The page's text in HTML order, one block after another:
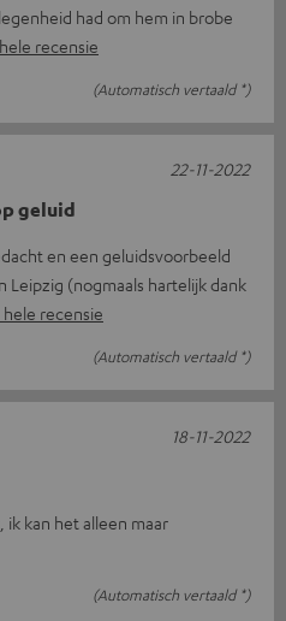
had om hem in brobe
recensie
(Automatisch vertaald *)
geluid
en een geluidsvoorbeeld
Leipzig (nogmaals hartelijk dank
hele recensie
(Automatisch vertaald *)
22-11-2022
ik kan het alleen maar
(Automatisch vertaald *)
18-11-2022